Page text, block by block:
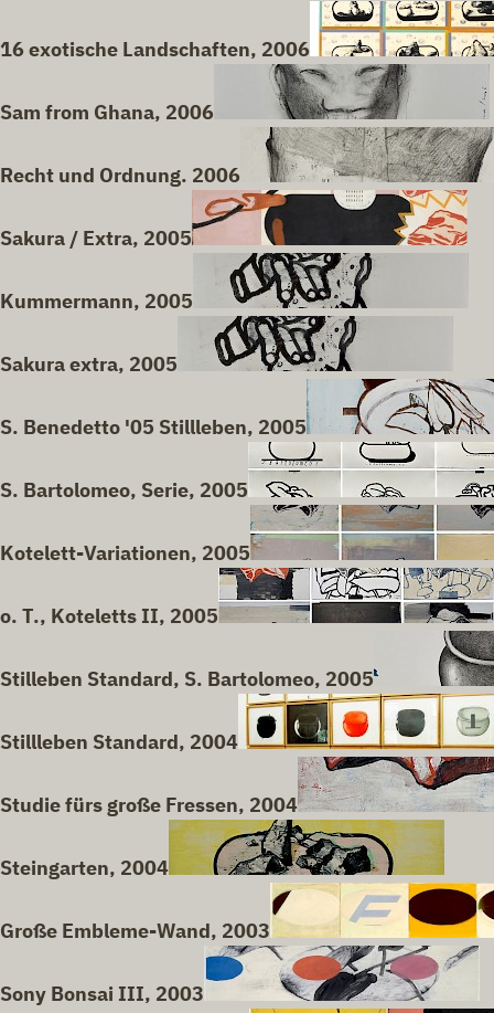
16 exotische Landschaften, 2006
Sam from Ghana, 2006
Recht und Ordnung. 2006
Sakura / Extra, 2005
Kummermann, 2005
Sakura extra, 2005
S. Benedetto '05 Stillleben, 2005
S. Bartolomeo, Serie, 2005
Kotelett-Variationen, 2005
o. T., Koteletts II, 2005
Stilleben Standard, S. Bartolomeo, 2005
Stillleben Standard, 2004
Studie fürs große Fressen, 2004
Steingarten, 2004
Große Embleme-Wand, 2003
Sony Bonsai III, 2003